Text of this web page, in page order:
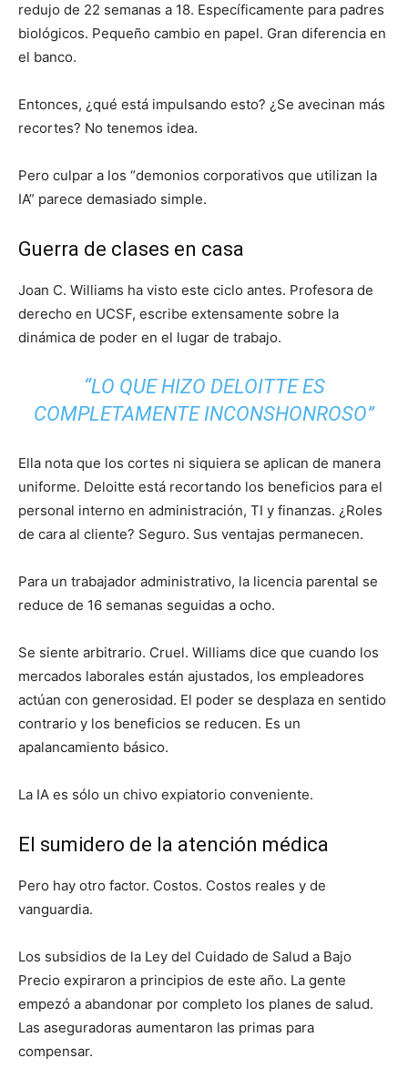
redujo de 22 semanas a 18. Específicamente para padres
biológicos. Pequeño cambio en papel. Gran diferencia en
el banco.
Entonces, ¿qué está impulsando esto? ¿Se avecinan más
recortes? No tenemos idea.
Pero culpar a los “demonios corporativos que utilizan la
IA” parece demasiado simple.
Guerra de clases en casa
Joan C. Williams ha visto este ciclo antes. Profesora de
derecho en UCSF, escribe extensamente sobre la
dinámica de poder en el lugar de trabajo.
“LO QUE HIZO DELOITTE ES
COMPLETAMENTE INCONSHONROSO”
Ella nota que los cortes ni siquiera se aplican de manera
uniforme. Deloitte está recortando los beneficios para el
personal interno en administración, TI y finanzas. ¿Roles
de cara al cliente? Seguro. Sus ventajas permanecen.
Para un trabajador administrativo, la licencia parental se
reduce de 16 semanas seguidas a ocho.
Se siente arbitrario. Cruel. Williams dice que cuando los
mercados laborales están ajustados, los empleadores
actúan con generosidad. El poder se desplaza en sentido
contrario y los beneficios se reducen. Es un
apalancamiento básico.
La IA es sólo un chivo expiatorio conveniente.
El sumidero de la atención médica
Pero hay otro factor. Costos. Costos reales y de
vanguardia.
Los subsidios de la Ley del Cuidado de Salud a Bajo
Precio expiraron a principios de este año. La gente
empezó a abandonar por completo los planes de salud.
Las aseguradoras aumentaron las primas para
compensar.